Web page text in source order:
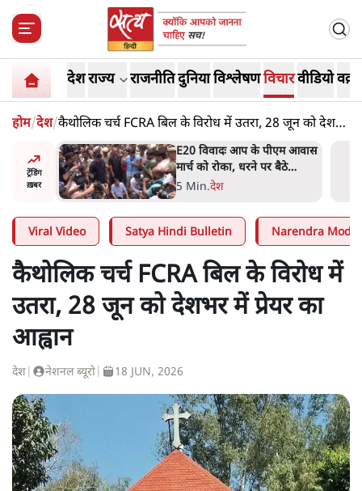
देशराज्य राजनीतिदुनियाविश्लेषणविचारवीडियो
होम/देश/कैथोलिक चर्च FCRA बिल के विरोध में उतरा, 28 जून को देशभर
में प्रेयर का आह्वान
ट्रेंडिंग
ख़बर
आवास
RSS जेन अल्फा संवादः दिपके ने
कहा- 70-80 साल के बुजुर्ग से जेन
जी को क्या मिलेगा
7 Min.देश
Viral Video Satya Hindi Bulletin Narendra Modi
कैथोलिक चर्च FCRA बिल के विरोध में
उतरा, 28 जून को देशभर में प्रेयर का
आह्वान
देश नेशनल ब्यूरो 18 JUN, 2026